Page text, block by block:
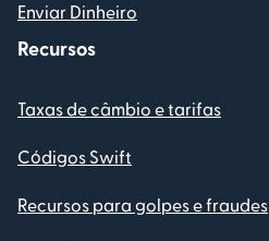
Enviar Dinheiro
Recursos
Taxas de câmbio e tarifas
Códigos Swift
Recursos para golpes e fraudes